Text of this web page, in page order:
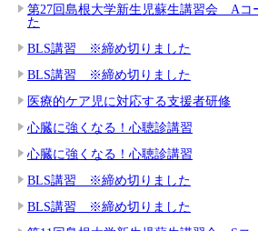
第27回島根大学新生児蘇生講習会 A
た
BLS講習 ※締め切りました
BLS講習 ※締め切りました
医療的ケア児に対応する支援者研修
心臓に強くなる！心聴診講習
心臓に強くなる！心聴診講習
BLS講習 ※締め切りました
BLS講習 ※締め切りました